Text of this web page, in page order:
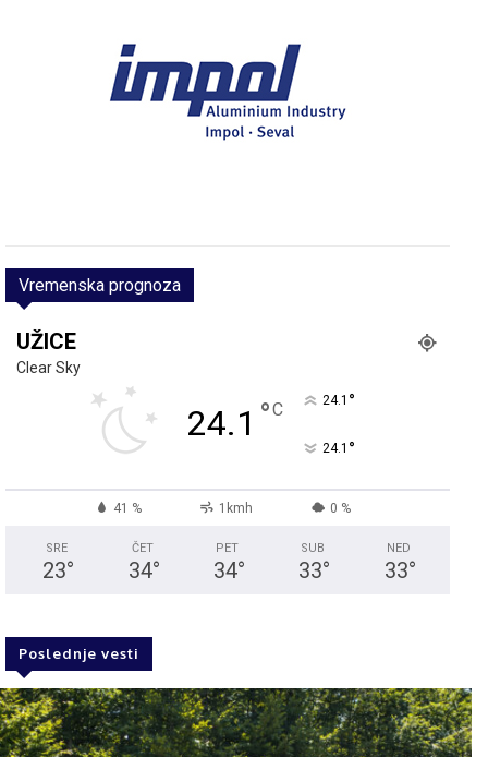
Vremenska prognoza
UŽICE
Clear Sky
24.1 °C 24.1 °
24.1 °
41 % 1kmh 0 %
SRE
23°
ČET
34°
PET
34°
SUB
33°
NED
33°
Poslednje vesti